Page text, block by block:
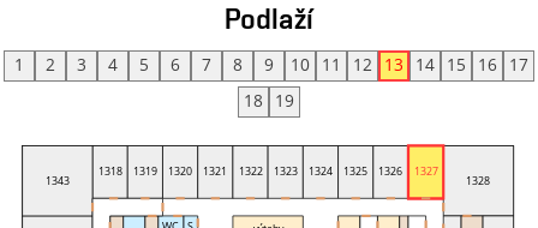
Podlaží
1 2 3 4 5 6 7 8 9 10 11 12 13 14 15 16
17
18
19